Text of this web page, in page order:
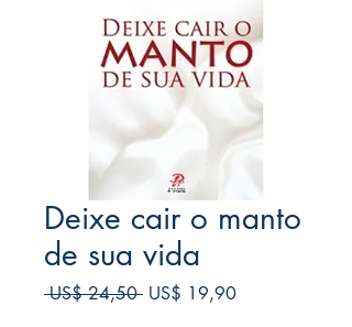
Deixe cair o manto
de sua vida
US$ 24,50 Preço
US$ 19,90Preço